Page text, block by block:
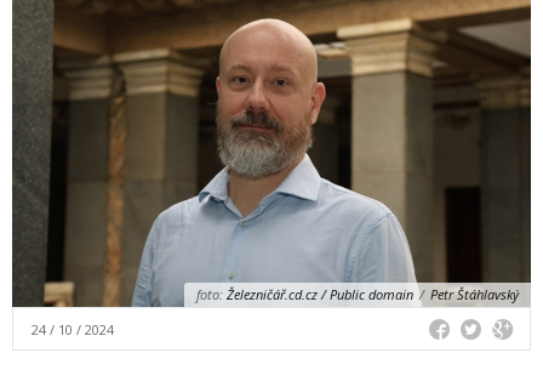
foto: Železničář.cd.cz / Public domain / Petr Štáhlavský
24 / 10 / 2024